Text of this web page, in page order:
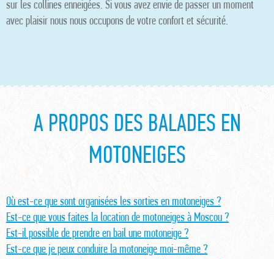
sur les collines enneigées. Si vous avez envie de passer un moment
avec plaisir nous nous occupons de votre confort et sécurité.
A PROPOS DES BALADES EN
MOTONEIGES
Où est-ce que sont organisées les sorties en motoneiges ?
Est-ce que vous faites la location de motoneiges à Moscou ?
Est-il possible de prendre en bail une motoneige ?
Est-ce que je peux conduire la motoneige moi-même ?